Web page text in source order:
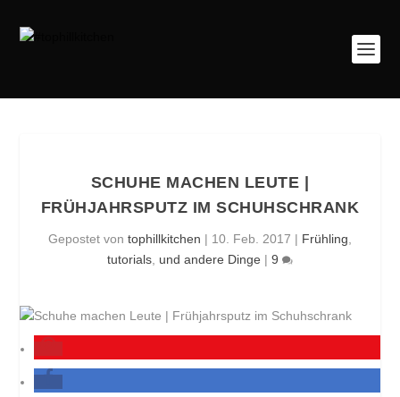
SCHUHE MACHEN LEUTE |
FRÜHJAHRSPUTZ IM SCHUHSCHRANK
Gepostet von tophillkitchen | 10. Feb. 2017 | Frühling
tutorials und andere Dinge | 9